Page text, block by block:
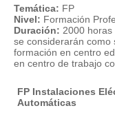
Temática: FP
Nivel: Formación
Duración: 2000
se considerarán como
formación en centro
en centro de trabajo
FP Instalaciones
Automáticas